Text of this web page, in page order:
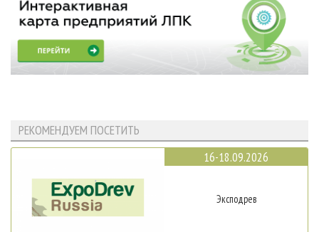
РЕКОМЕНДУЕМ ПОСЕТИТЬ
16-18.09.2026
Эксподрев